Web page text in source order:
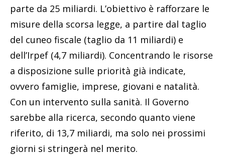
parte da 25 miliardi. L’obiettivo è rafforzare le
misure della scorsa legge, a partire dal taglio
del cuneo fiscale (taglio da 11 miliardi) e
dell’Irpef (4,7 miliardi). Concentrando le risorse
a disposizione sulle priorità già indicate,
ovvero famiglie, imprese, giovani e natalità.
Con un intervento sulla sanità. Il Governo
sarebbe alla ricerca, secondo quanto viene
riferito, di 13,7 miliardi, ma solo nei prossimi
giorni si stringerà nel merito.